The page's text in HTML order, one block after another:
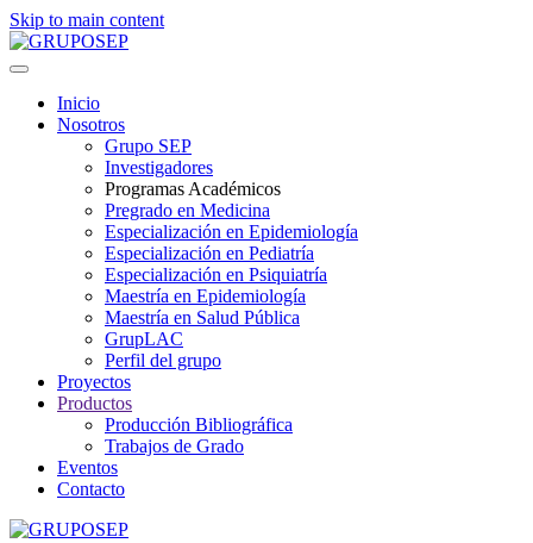
Skip to main content
Inicio
Nosotros
Grupo SEP
Investigadores
Programas Académicos
Pregrado en Medicina
Especialización en Epidemiología
Especialización en Pediatría
Especialización en Psiquiatría
Maestría en Epidemiología
Maestría en Salud Pública
GrupLAC
Perfil del grupo
Proyectos
Productos
Producción Bibliográfica
Trabajos de Grado
Eventos
Contacto